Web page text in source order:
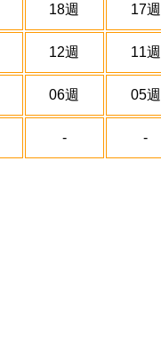
18週 17週
12週 11週
06週 05週
- -